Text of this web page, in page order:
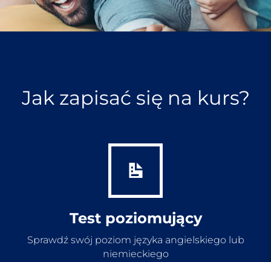
Jak zapisać się na kurs?
Test poziomujący
Sprawdź swój poziom języka angielskiego lub
niemieckiego